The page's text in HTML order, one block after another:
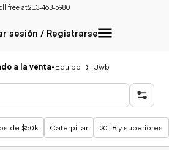
free at:213-463-5980
sesión / Registrarse
a la venta-Equipo Jwb
de $50k Caterpillar 2018 y superiores